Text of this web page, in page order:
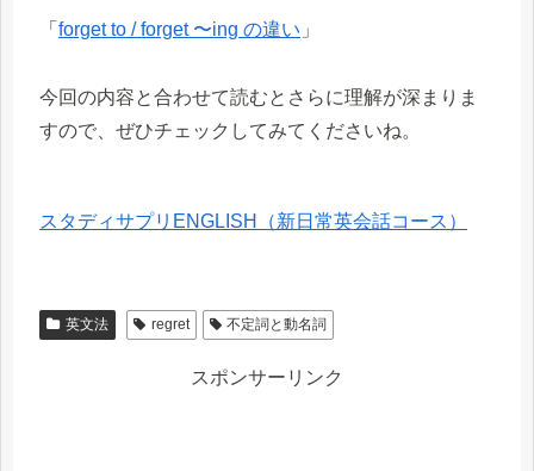
「 forget to / forget 〜ing の違い 」
今回の内容と合わせて読むとさらに理解が深まりま
すので、ぜひチェックしてみてくださいね。
スタディサプリENGLISH（新日常英会話コース）
英文法 regret 不定詞と動名詞
スポンサーリンク